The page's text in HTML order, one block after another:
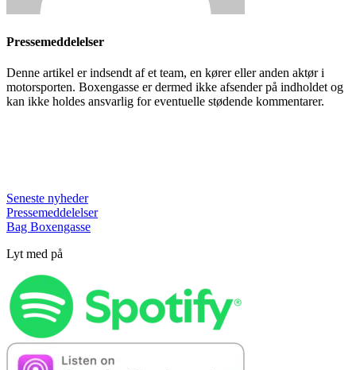
Pressemeddelelser
Denne artikel er indsendt af et team, en kører eller anden aktør i
motorsporten. Boxengasse er dermed ikke afsender på indholdet og
kan ikke holdes ansvarlig for eventuelle stødende kommentarer.
Seneste nyheder
Pressemeddelelser
Bag Boxengasse
Lyt med på